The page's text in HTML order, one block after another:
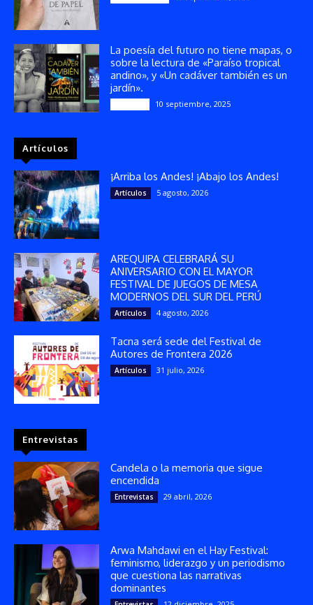
La poesía del futuro no tiene mapas, o
sobre la lectura de «Paraíso tropical
andino», y «Un cadáver también es un
jardín».
10 septiembre, 2025
Artículos
¡Arriba los Andes! ¡Abajo los Andes!
Artículos 5 agosto, 2026
AREQUIPA CELEBRARÁ SU
ANIVERSARIO CON EL MAYOR
FESTIVAL DE JUEGOS DE MESA
MODERNOS DEL SUR DEL PERÚ
Artículos 4 agosto, 2026
Tacna será sede del Festival de
Autores de Frontera 2026
Artículos 31 julio, 2026
Entrevistas
Candela o la memoria que sigue
encendida
Entrevistas 29 abril, 2026
Arwa Mahdawi en el Hay Festival:
feminismo, liderazgo y un periodismo
que cuestiona las narrativas
dominantes